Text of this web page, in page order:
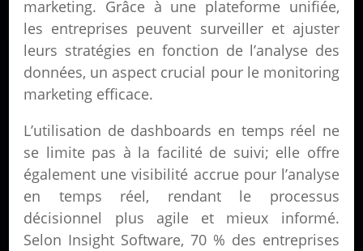
marketing. Grâce à une plateforme unifiée,
les entreprises peuvent surveiller et ajuster
leurs stratégies en fonction de l’analyse des
données, un aspect crucial pour le monitoring
marketing efficace.
L’utilisation de dashboards en temps réel ne
se limite pas à la facilité de suivi; elle offre
également une visibilité accrue pour l’analyse
en temps réel, rendant le processus
décisionnel plus agile et mieux informé.
Selon Insight Software, 70 % des entreprises